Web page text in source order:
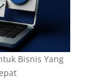
Bisnis Yang